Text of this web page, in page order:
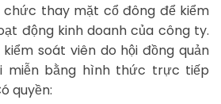
chức thay mặt cổ đông để kiểm
động kinh doanh của công ty.
soát viên do hội đồng quản
miễn bằng hình thức trực tiếp
quyền: